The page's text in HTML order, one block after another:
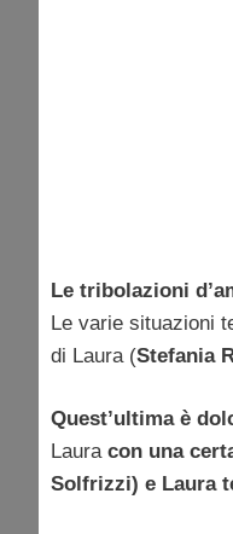
Le tribolazioni
Le varie situazioni
di Laura (Stefania
Quest’ultima è
Laura con una
Solfrizzi) e Laura